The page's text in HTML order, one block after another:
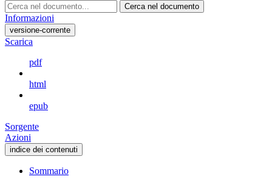
Cerca nel documento
Informazioni
versione-corrente
Scarica
pdf
html
epub
Sorgente
Azioni
indice dei contenuti
Sommario